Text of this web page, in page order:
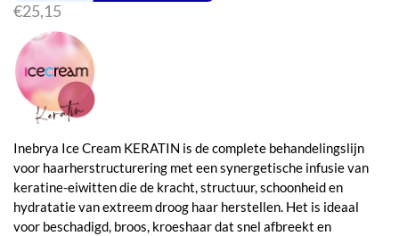
€25,15
Inebrya Ice Cream KERATIN is de complete behandelingslijn
voor haarherstructurering met een synergetische infusie van
keratine-eiwitten die de kracht, structuur, schoonheid en
hydratatie van extreem droog haar herstellen. Het is ideaal
voor beschadigd, broos, kroeshaar dat snel afbreekt en